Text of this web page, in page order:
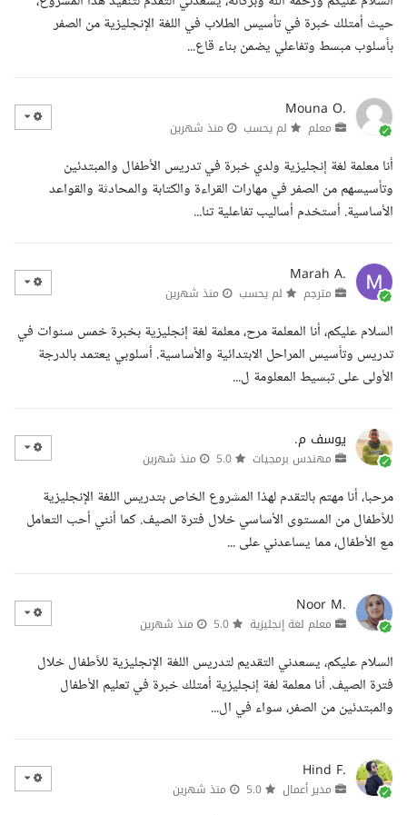
حيث أمتلك خبرة في تأسيس الطلاب في اللغة الإنجليزية من الصفر
بأسلوب مبسط وتفاعلي يضمن بناء قاع...
Mouna O.
معلم لم يحسب منذ شهرين
أنا معلمة لغة إنجليزية ولدي خبرة في تدريس الأطفال والمبتدئين
وتأسيسهم من الصفر في مهارات القراءة والكتابة والمحادثة والقواعد
الأساسية. أستخدم أساليب تفاعلية تنا...
Marah A.
مترجم لم يحسب منذ شهرين
السلام عليكم، أنا المعلمة مرح، معلمة لغة إنجليزية بخبرة خمس سنوات في
تدريس وتأسيس المراحل الابتدائية والأساسية. أسلوبي يعتمد بالدرجة
الأولى على تبسيط المعلومة ل...
يوسف م.
مهندس برمجيات منذ شهرين
مرحبا، أنا مهتم بالتقدم لهذا المشروع الخاص بتدريس اللغة الإنجليزية
للأطفال من المستوى الأساسي خلال فترة الصيف. كما أنني أحب التعامل
مع الأطفال، مما يساعدني على ...
Noor M.
معلم لغة إنجليزية منذ شهرين
السلام عليكم، يسعدني التقديم لتدريس اللغة الإنجليزية للأطفال خلال
فترة الصيف. أنا معلمة لغة إنجليزية أمتلك خبرة في تعليم الأطفال
والمبتدئين من الصفر، سواء في ال...
Hind F.
مدير أعمال منذ شهرين